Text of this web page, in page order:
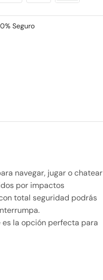
Seguro
navegar, jugar o chatear
por impactos
total seguridad podrás
la opción perfecta para